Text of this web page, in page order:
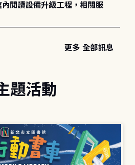
內閱讀設備升級工程，相關服
更多 全部訊息
題活動